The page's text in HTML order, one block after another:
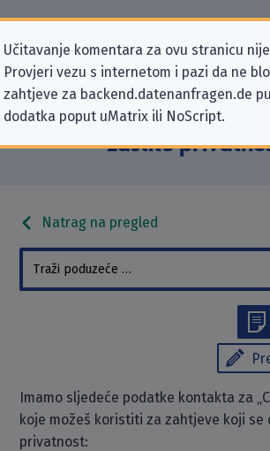
Učitavanje komentara za ovu stranicu
Provjeri vezu s internetom i pazi da ne
zahtjeve za backend.datenanfragen.de
dodatka poput uMatrix ili NoScript.
Podaci kontakta
koji se odnose na
zaštitu
Natrag na pregled
Imamo sljedeće podatke kontakta za
koje možeš koristiti za zahtjeve koji se
privatnost: